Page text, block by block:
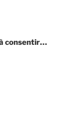
à consentir…